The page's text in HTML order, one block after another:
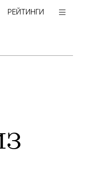
РЕЙТИНГИ